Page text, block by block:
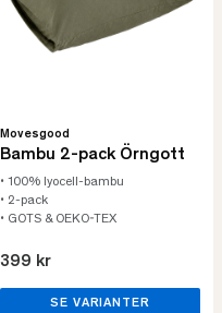
Movesgood
Bambu 2-pack Örngott
• 100% lyocell-bambu
• 2-pack
• GOTS & OEKO-TEX
399 kr
SE VARIANTER